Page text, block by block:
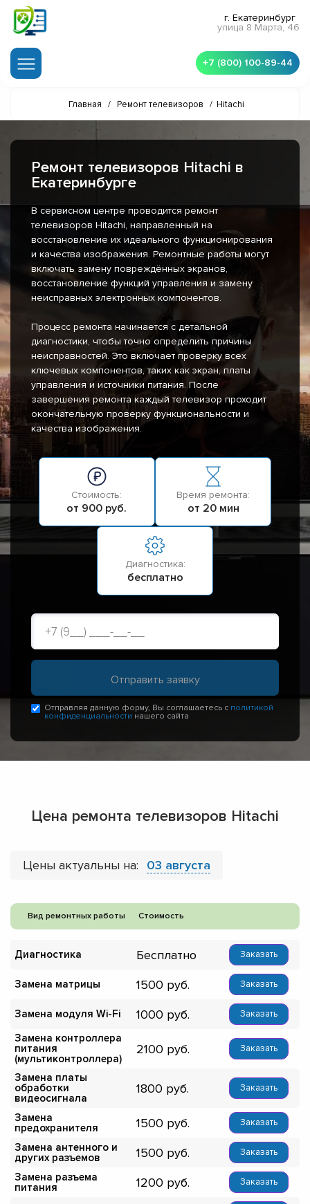
г. Екатеринбург
улица 8 Марта, 46
+7 (800) 100-89-44
Главная / Ремонт телевизоров / Hitachi
Ремонт телевизоров Hitachi в
Екатеринбурге
В сервисном центре проводится ремонт
телевизоров Hitachi, направленный на
восстановление их идеального функционирования
и качества изображения. Ремонтные работы могут
включать замену повреждённых экранов,
восстановление функций управления и замену
неисправных электронных компонентов.
Процесс ремонта начинается с детальной
диагностики, чтобы точно определить причины
неисправностей. Это включает проверку всех
ключевых компонентов, таких как экран, платы
управления и источники питания. После
завершения ремонта каждый телевизор проходит
окончательную проверку функциональности и
качества изображения.
Стоимость:
от 900 руб.
Время ремонта:
от 20 мин
Диагностика:
бесплатно
Отправляя данную форму, Вы соглашаетесь с политикой
конфиденциальности нашего сайта
Цена ремонта телевизоров Hitachi
Цены актуальны на: 03 августа
Вид ремонтных работы Стоимость
Диагностика Бесплатно Заказать
Замена матрицы 1500 Заказать
Замена модуля Wi-Fi 1000 Заказать
Замена контроллера
питания
(мультиконтроллера)
2100 Заказать
Замена платы
обработки
видеосигнала
1800 Заказать
Замена
предохранителя
1500 Заказать
Замена антенного и
других разъемов
1500 Заказать
Замена разъема
питания
1200 Заказать